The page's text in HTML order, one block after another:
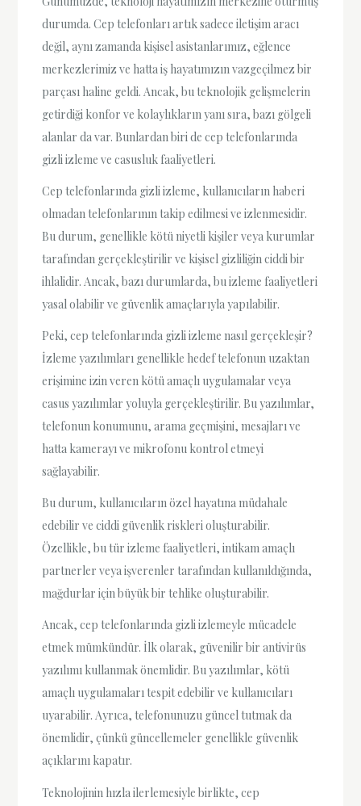
durumda. Cep telefonları artık sadece iletişim aracı
değil, aynı zamanda kişisel asistanlarımız, eğlence
merkezlerimiz ve hatta iş hayatımızın vazgeçilmez bir
parçası haline geldi. Ancak, bu teknolojik gelişmelerin
getirdiği konfor ve kolaylıkların yanı sıra, bazı gölgeli
alanlar da var. Bunlardan biri de cep telefonlarında
gizli izleme ve casusluk faaliyetleri.
Cep telefonlarında gizli izleme, kullanıcıların haberi
olmadan telefonlarının takip edilmesi ve izlenmesidir.
Bu durum, genellikle kötü niyetli kişiler veya kurumlar
tarafından gerçekleştirilir ve kişisel gizliliğin ciddi bir
ihlalidir. Ancak, bazı durumlarda, bu izleme faaliyetleri
yasal olabilir ve güvenlik amaçlarıyla yapılabilir.
Peki, cep telefonlarında gizli izleme nasıl gerçekleşir?
İzleme yazılımları genellikle hedef telefonun uzaktan
erişimine izin veren kötü amaçlı uygulamalar veya
casus yazılımlar yoluyla gerçekleştirilir. Bu yazılımlar,
telefonun konumunu, arama geçmişini, mesajları ve
hatta kamerayı ve mikrofonu kontrol etmeyi
sağlayabilir.
Bu durum, kullanıcıların özel hayatına müdahale
edebilir ve ciddi güvenlik riskleri oluşturabilir.
Özellikle, bu tür izleme faaliyetleri, intikam amaçlı
partnerler veya işverenler tarafından kullanıldığında,
mağdurlar için büyük bir tehlike oluşturabilir.
Ancak, cep telefonlarında gizli izlemeyle mücadele
etmek mümkündür. İlk olarak, güvenilir bir antivirüs
yazılımı kullanmak önemlidir. Bu yazılımlar, kötü
amaçlı uygulamaları tespit edebilir ve kullanıcıları
uyarabilir. Ayrıca, telefonunuzu güncel tutmak da
önemlidir, çünkü güncellemeler genellikle güvenlik
açıklarını kapatır.
Teknolojinin hızla ilerlemesiyle birlikte, cep